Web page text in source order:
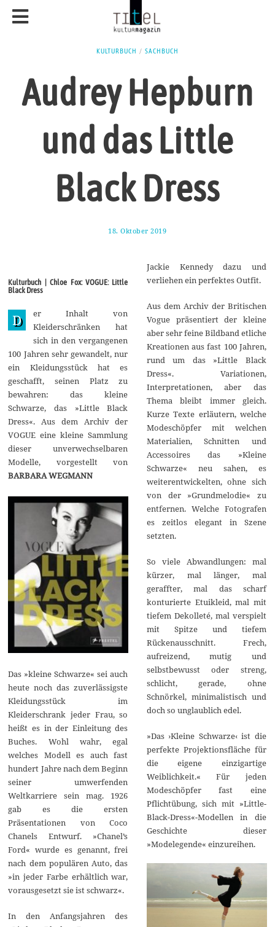
KULTURBUCH / SACHBUCH
Audrey Hepburn
und das Little
Black Dress
18. Oktober 2019
k
t
o
e
2
0
9
Kulturbuch | Chloe Fox: VOGUE: Little
Black Dress
D
er Inhalt von
Kleiderschränken hat
sich in den vergangenen
100 Jahren sehr gewandelt, nur
ein Kleidungsstück hat es
geschafft, seinen Platz zu
bewahren: das kleine
Schwarze, das »Little Black
Dress«. Aus dem Archiv der
VOGUE eine kleine Sammlung
dieser unverwechselbaren
Modelle, vorgestellt von
BARBARA WEGMANN
Das »kleine Schwarze« sei auch
heute noch das zuverlässigste
Kleidungsstück im
Kleiderschrank jeder Frau, so
heißt es in der Einleitung des
Buches. Wohl wahr, egal
welches Modell es auch fast
hundert Jahre nach dem Beginn
seiner umwerfenden
Weltkarriere sein mag. 1926
gab es die ersten
Präsentationen von Coco
Chanels Entwurf. »Chanel’s
Ford« wurde es genannt, frei
nach dem populären Auto, das
»in jeder Farbe erhältlich war,
vorausgesetzt sie ist schwarz«.
In den Anfangsjahren des
Jackie Kennedy dazu und
verliehen ein perfektes Outfit.
Aus dem Archiv der Britischen
Vogue präsentiert der kleine
aber sehr feine Bildband etliche
Kreationen aus fast 100 Jahren,
rund um das »Little Black
Dress«. Variationen,
Interpretationen, aber das
Thema bleibt immer gleich.
Kurze Texte erläutern, welche
Modeschöpfer mit welchen
Materialien, Schnitten und
Accessoires das »Kleine
Schwarze« neu sahen, es
weiterentwickelten, ohne sich
von der »Grundmelodie« zu
entfernen. Welche Fotografen
es zeitlos elegant in Szene
setzten.
So viele Abwandlungen: mal
kürzer, mal länger, mal
geraffter, mal das scharf
konturierte Etuikleid, mal mit
tiefem Dekolleté, mal verspielt
mit Spitze und tiefem
Rückenausschnitt. Frech,
aufreizend, mutig und
selbstbewusst oder streng,
schlicht, gerade, ohne
Schnörkel, minimalistisch und
doch so unglaublich edel.
»Das ›Kleine Schwarze‹ ist die
perfekte Projektionsfläche für
die eigene einzigartige
Weiblichkeit.« Für jeden
Modeschöpfer fast eine
Pflichtübung, sich mit »Little-
Black-Dress«-Modellen in die
Geschichte dieser
»Modelegende« einzureihen.